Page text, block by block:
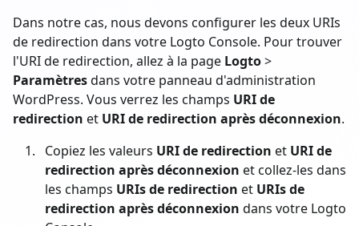
Dans notre cas, nous devons configurer les deux URIs
de redirection dans votre Logto Console. Pour trouver
l'URI de redirection, allez à la page Logto>
Paramètresdans votre panneau d'administration
WordPress. Vous verrez les champs URI de
redirection et URI de redirection après déconnexion.
Copiez les valeurs URI de redirection et URI de
redirection après déconnexion et collez-les dans
les champs URIs de redirection et URIs de
redirection après déconnexion dans votre Logto